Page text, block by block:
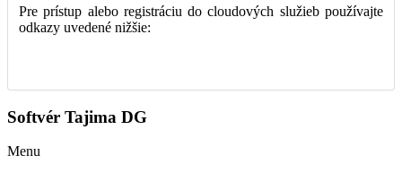
Pre prístup alebo registráciu do cloudových služieb používajte
odkazy uvedené nižšie:
Softvér Tajima DG
Menu